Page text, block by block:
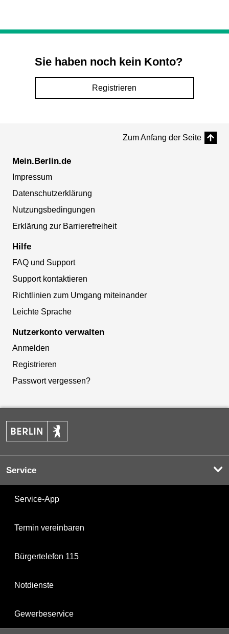
Sie haben noch kein Konto?
Registrieren
Zum Anfang der Seite
Mein.Berlin.de
Impressum
Datenschutzerklärung
Nutzungsbedingungen
Erklärung zur Barrierefreiheit
Hilfe
FAQ und Support
Support kontaktieren
Richtlinien zum Umgang miteinander
Leichte Sprache
Nutzerkonto verwalten
Anmelden
Registrieren
Passwort vergessen?
Service
Service-App
Termin vereinbaren
Bürgertelefon 115
Notdienste
Gewerbeservice